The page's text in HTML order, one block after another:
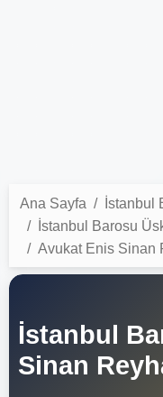
Ana Sayfa
İstanbul
İstanbul Barosu
Avukat Enis Sinan
İstanbul
Sinan